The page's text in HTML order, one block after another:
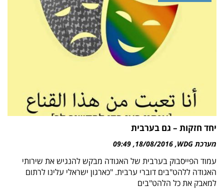
יחד חזקות – גם בערבית
מערכת WDG 18/08/2016
09:49
עמוד הפייסבוק בערבית של האגודה מבקש להנגיש את שירותי
האגודה ללהט"בים דוברי ערבית. "כארגון ישראלי עלינו לרתום
למאבק את כל הלהט"בים